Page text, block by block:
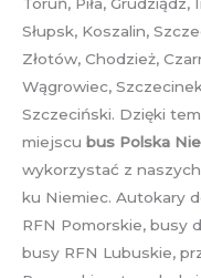
Słupsk, Koszalin,
Złotów, Chodzież,
Wągrowiec,
Szczeciński. Dzięki
miejscu bus Polska
wykorzystać z
ku Niemiec. Autokary
RFN Pomorskie, busy
busy RFN Lubuskie,